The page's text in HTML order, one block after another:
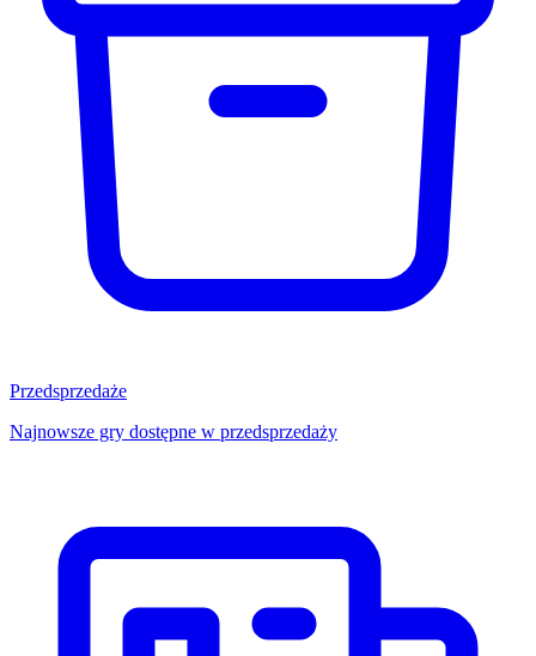
Przedsprzedaże
Najnowsze gry dostępne w przedsprzedaży